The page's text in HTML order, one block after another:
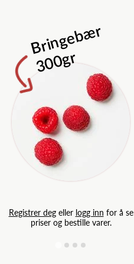
B
ri
n
g
e
b
æ
r
3
0
0
g
r
Registrer degeller logg inn for å se
priser og bestille varer.